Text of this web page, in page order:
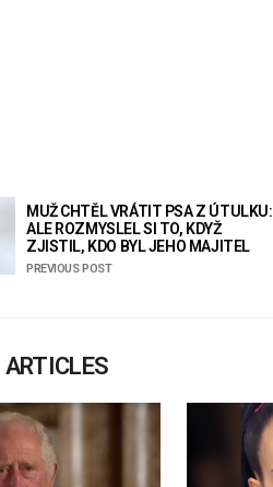
MUŽ CHTĚL VRÁTIT PSA Z ÚTULKU:
ALE ROZMYSLEL SI TO, KDYŽ
ZJISTIL, KDO BYL JEHO MAJITEL
PREVIOUS POST
ARTICLES